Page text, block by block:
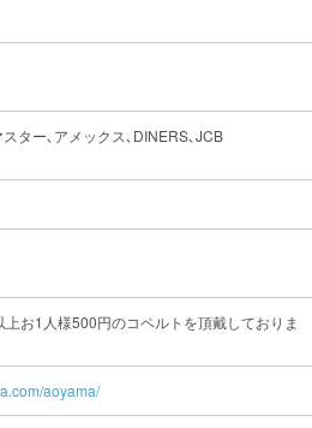
ター､アメックス､DINERS､JCB
お1人様500円のコペルトを頂戴しておりま
aoyama/